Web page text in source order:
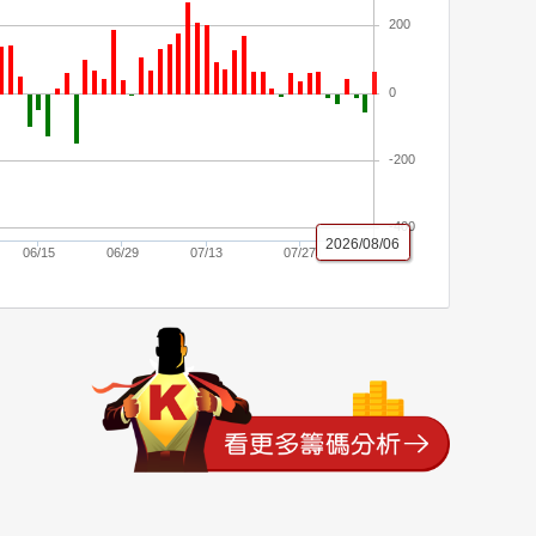
06/29 07/27
06/15 07/13
-400
-200
0
200
2026/08/06